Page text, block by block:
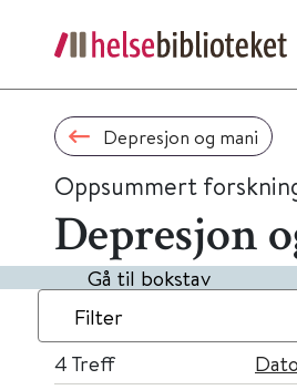
Depresjon og mani
Oppsummert
Depresjon
Gå til bokstav
Filter
4 Treff Dato